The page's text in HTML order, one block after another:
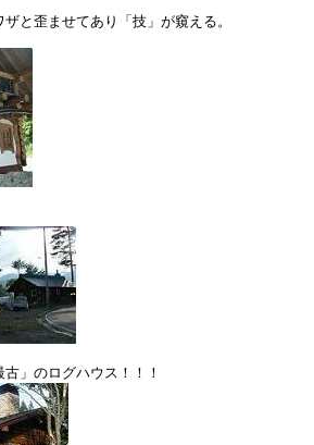
と歪ませてあり「技」が窺える。
」のログハウス！！！